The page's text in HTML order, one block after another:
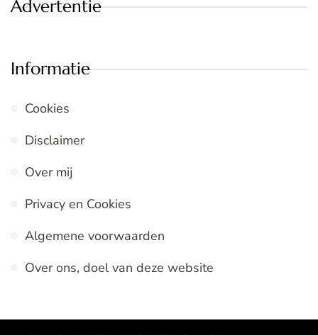
Advertentie
Informatie
Cookies
Disclaimer
Over mij
Privacy en Cookies
Algemene voorwaarden
Over ons, doel van deze website